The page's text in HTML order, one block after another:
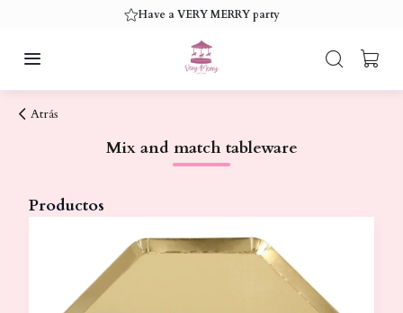
Have a VERY MERRY party
Atrás
Mix and match tableware
Productos